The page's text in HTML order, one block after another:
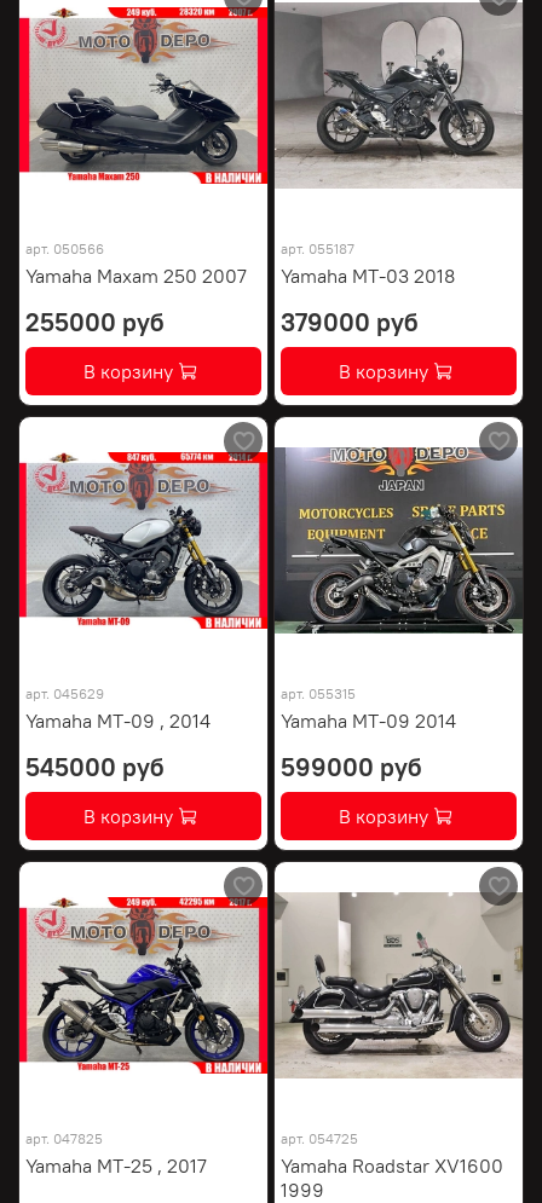
арт. 050566
Yamaha Maxam 250 2007
255000 руб
В корзину
арт. 055187
Yamaha MT-03 2018
379000 руб
В корзину
арт. 045629
Yamaha MT-09 , 2014
545000 руб
В корзину
арт. 055315
Yamaha MT-09 2014
599000 руб
В корзину
арт. 047825
Yamaha MT-25 , 2017
арт. 054725
Yamaha Roadstar XV1600
1999